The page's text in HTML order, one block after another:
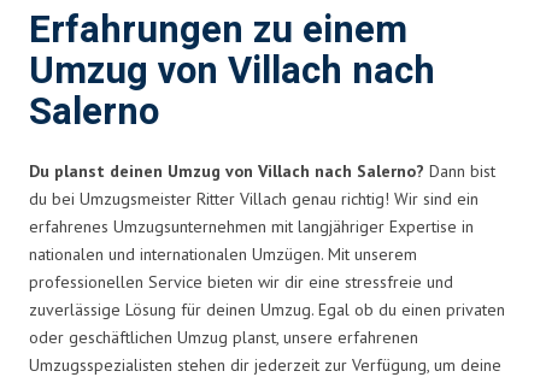
Erfahrungen zu einem
Umzug von Villach nach
Salerno
Du planst deinen Umzug von Villach nach Salerno? Dann bist
du bei Umzugsmeister Ritter Villach genau richtig! Wir sind ein
erfahrenes Umzugsunternehmen mit langjähriger Expertise in
nationalen und internationalen Umzügen. Mit unserem
professionellen Service bieten wir dir eine stressfreie und
zuverlässige Lösung für deinen Umzug. Egal ob du einen privaten
oder geschäftlichen Umzug planst, unsere erfahrenen
Umzugsspezialisten stehen dir jederzeit zur Verfügung, um deine